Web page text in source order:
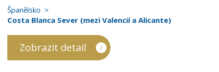
Španělsko
Costa Blanca Sever (mezi Valencií a Alicante)
Zobrazit detail